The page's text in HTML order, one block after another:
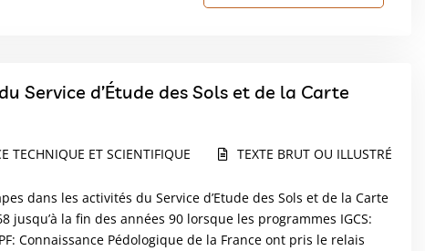
Service d’Étude des Sols et de la Carte
TECHNIQUE ET SCIENTIFIQUE TEXTE BRUT OU ILLUSTRÉ
dans les activités du Service d’Etude des Sols et de la Carte
jusqu’à la fin des années 90 lorsque les programmes IGCS:
Connaissance Pédologique de la France ont pris le relais